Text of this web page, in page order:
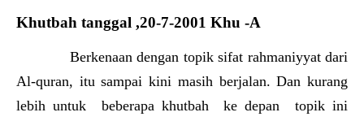
Khutbah tanggal ,20-7-2001 Khu -A
Berkenaan dengan topik sifat rahmaniyyat dari
Al-quran, itu sampai kini masih berjalan. Dan kurang
lebih untuk beberapa khutbah ke depan topik ini